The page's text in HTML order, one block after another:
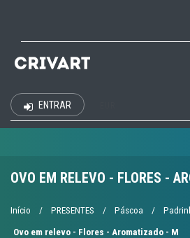
ENTRAR
OVO EM RELEVO - FLORES -
Início / PRESENTES / Páscoa /
Ovo em relevo - Flores - Aromatizado - M